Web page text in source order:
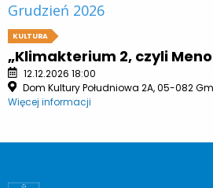
Grudzień 2026
KULTURA
„Klimakterium 2, czyli
12.12.2026 18:00
Dom Kultury Południowa 2A, 05-082
Więcej informacji